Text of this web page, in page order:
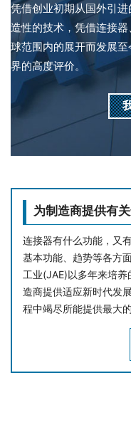
凭借创业初期从国外引
造性的技术，凭借连接
球范围内的展开而发展
界的高度评价。
为制造商提供有
连接器有什么功能，又
基本功能、趋势等各方
工业(JAE)以多年来培
造商提供适应新时代发
程中竭尽所能提供最大